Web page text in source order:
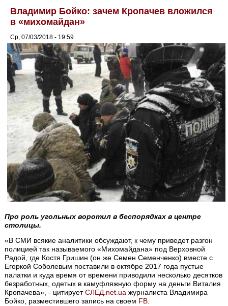
Владимир Бойко: зачем Кропачев вложился
в «михомайдан»
Ср, 07/03/2018 - 19:59
Про роль угольных воротил в беспорядках в центре
столицы.
«В СМИ всякие аналитики обсуждают, к чему приведет разгон
полицией так называемого «Михомайдана» под Верховной
Радой, где Костя Гришин (он же Семен Семенченко) вместе с
Егоркой Соболевым поставили в октябре 2017 года пустые
палатки и куда время от времени приводили несколько десятков
безработных, одетых в камуфляжную форму на деньги Виталия
Кропачева», - цитируетСЛЕД.net.ua журналиста Владимира
Бойко, разместившего запись на своем FB.